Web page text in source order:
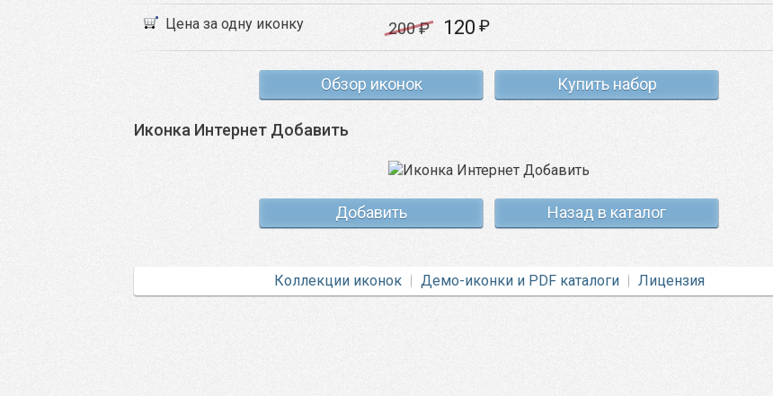
Цена за одну иконку 200₽ 120 ₽
Обзор иконок Купить набор
Иконка Интернет Добавить
Добавить Назад в каталог
Коллекции иконок Демо-иконки и PDF каталоги Лицензия